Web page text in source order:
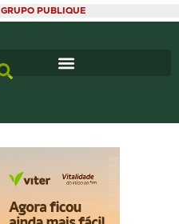
GRUPO PUBLIQUE